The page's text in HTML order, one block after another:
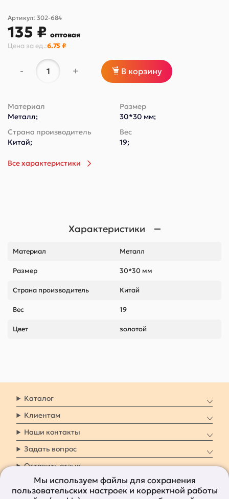
Артикул: 302-684
135 ₽ оптовая
Цена за ед.:6.75 ₽
- + В корзину
Материал
Металл;
Размер
30*30 мм;
Страна производитель
Китай;
Вес
19;
Все характеристики
Характеристики
Материал Металл
Размер 30*30 мм
Страна производитель Китай
Вес 19
Цвет золотой
Каталог
Клиентам
Наши контакты
Задать вопрос
Оставить отзыв
8 800 7009 161 Заказать звонок
Мы используем файлы для сохранения
пользовательских настроек и корректной работы